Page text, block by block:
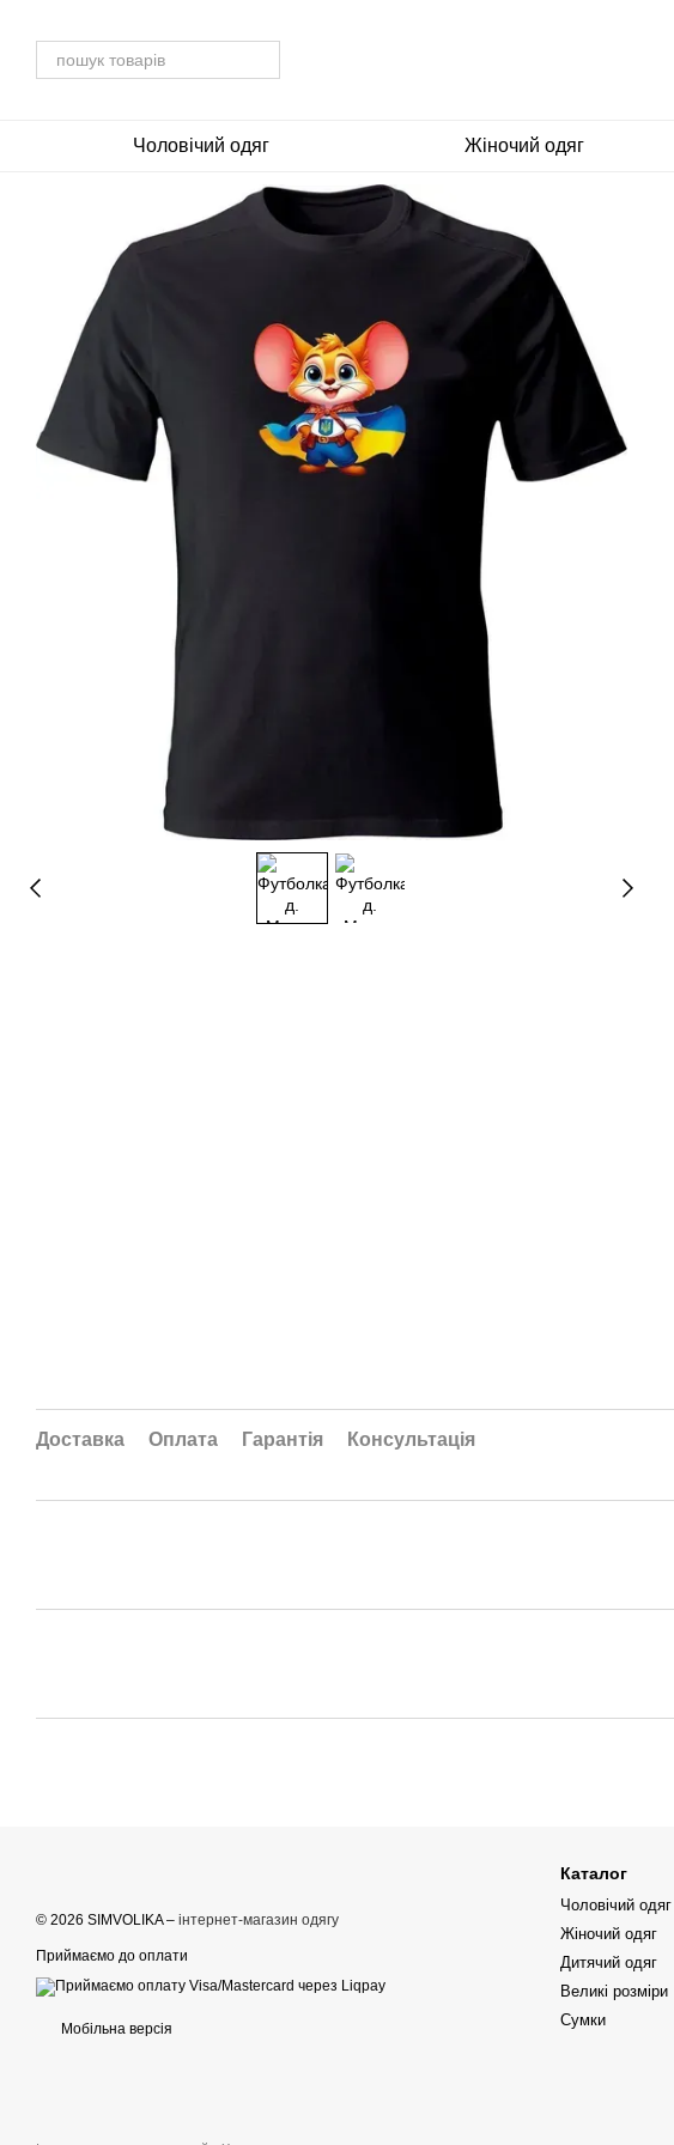
Чоловічий одяг Жіночий одяг
Доставка Оплата Гарантія Консультація
© 2026 SIMVOLIKA – інтернет-магазин одягу
Приймаємо до оплати
Мобільна версія
Каталог
Чоловічий одяг
Жіночий одяг
Дитячий одяг
Великі розміри
Сумки